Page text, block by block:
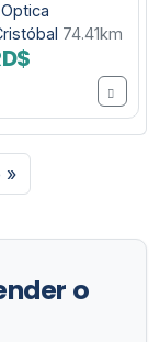
74.41km
»
o